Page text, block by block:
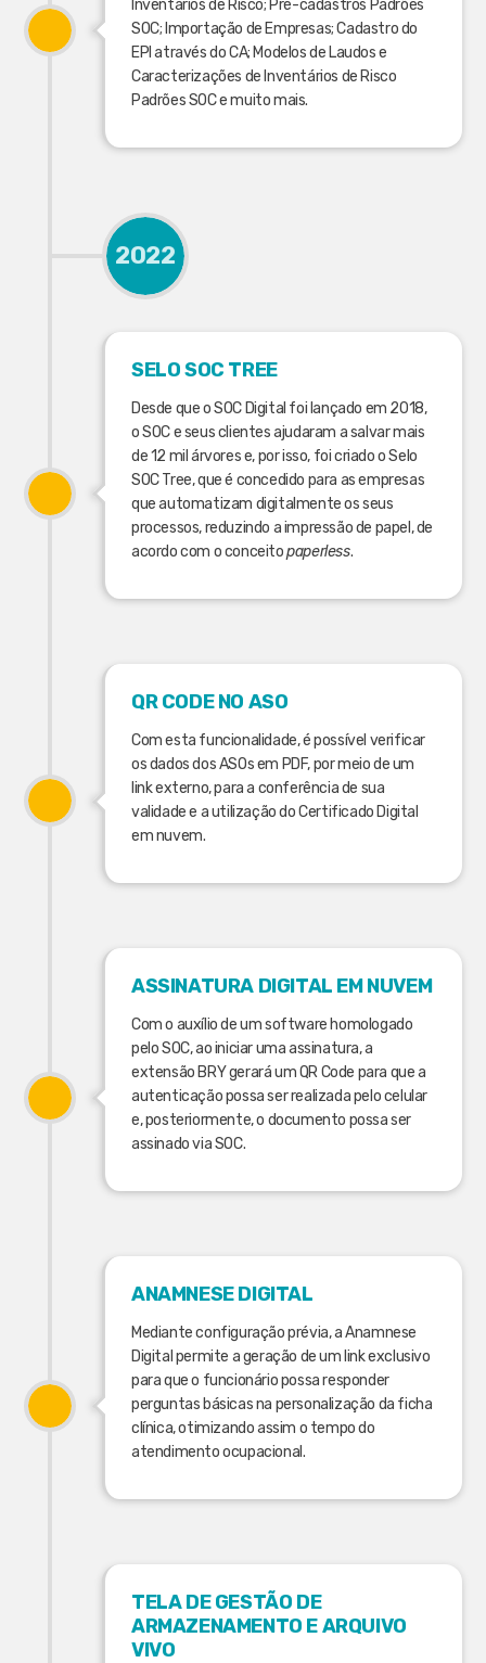
Inventários de Risco; Pré-cadastros Padrões
SOC; Importação de Empresas; Cadastro do
EPI através do CA; Modelos de Laudos e
Caracterizações de Inventários de Risco
Padrões SOC e muito mais.
2022
SELO SOC TREE
Desde que o SOC Digital foi lançado em 2018,
o SOC e seus clientes ajudaram a salvar mais
de 12 mil árvores e, por isso, foi criado o Selo
SOC Tree, que é concedido para as empresas
que automatizam digitalmente os seus
processos, reduzindo a impressão de papel, de
acordo com o conceitopaperless.
QR CODE NO ASO
Com esta funcionalidade, é possível verificar
os dados dos ASOs em PDF, por meio de um
link externo, para a conferência de sua
validade e a utilização do Certificado Digital
em nuvem.
ASSINATURA DIGITAL EM NUVEM
Com o auxílio de um software homologado
pelo SOC, ao iniciar uma assinatura, a
extensão BRY gerará um QR Code para que a
autenticação possa ser realizada pelo celular
e, posteriormente, o documento possa ser
assinado via SOC.
ANAMNESE DIGITAL
Mediante configuração prévia, a Anamnese
Digital permite a geração de um link exclusivo
para que o funcionário possa responder
perguntas básicas na personalização da ficha
clínica, otimizando assim o tempo do
atendimento ocupacional.
TELA DE GESTÃO DE
ARMAZENAMENTO E ARQUIVO
VIVO